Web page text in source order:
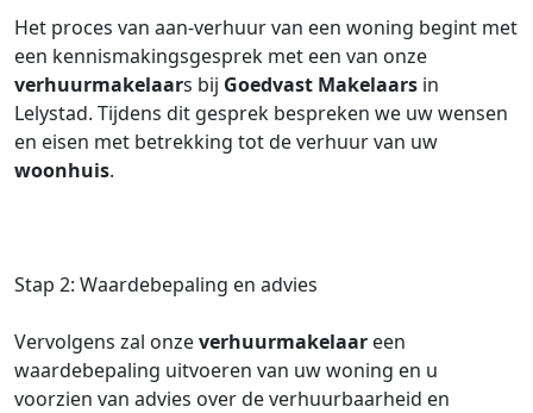
Het proces van aan-verhuur van een woning begint met
een kennismakingsgesprek met een van onze
verhuurmakelaars bij Goedvast Makelaars in
Lelystad. Tijdens dit gesprek bespreken we uw wensen
en eisen met betrekking tot de verhuur van uw
woonhuis.
Stap 2: Waardebepaling en advies
Vervolgens zal onzeverhuurmakelaar een
waardebepaling uitvoeren van uw woning en u
voorzien van advies over de verhuurbaarheid en